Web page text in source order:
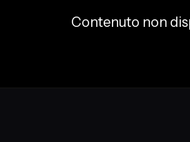
Contenuto non